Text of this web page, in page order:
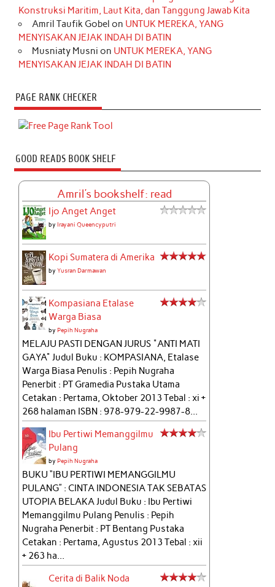
Konstruksi Maritim, Laut Kita, dan Tanggung Jawab Kita
Amril Taufik Gobel on UNTUK MEREKA, YANG
MENYISAKAN JEJAK INDAH DI BATIN
Musniaty Musni on UNTUK MEREKA, YANG
MENYISAKAN JEJAK INDAH DI BATIN
PAGE RANK CHECKER
GOOD READS BOOK SHELF
Amril's bookshelf: read
Ijo Anget Anget
byIrayani Queencyputri
Kopi Sumatera di Amerika
byYusran Darmawan
Kompasiana Etalase
Warga Biasa
byPepih Nugraha
MELAJU PASTI DENGAN JURUS "ANTI MATI
GAYA" Judul Buku : KOMPASIANA, Etalase
Warga Biasa Penulis : Pepih Nugraha
Penerbit : PT Gramedia Pustaka Utama
Cetakan : Pertama, Oktober 2013 Tebal : xi +
268 halaman ISBN : 978-979-22-9987-8...
Ibu Pertiwi Memanggilmu
Pulang
byPepih Nugraha
BUKU “IBU PERTIWI MEMANGGILMU
PULANG” : CINTA INDONESIA TAK SEBATAS
UTOPIA BELAKA Judul Buku : Ibu Pertiwi
Memanggilmu Pulang Penulis : Pepih
Nugraha Penerbit : PT Bentang Pustaka
Cetakan : Pertama, Agustus 2013 Tebal : xii
+ 263 ha...
Cerita di Balik Noda